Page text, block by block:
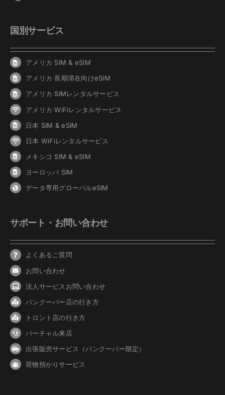
国別サービス
アメリカ SIM & eSIM
アメリカ 長期滞在向けeSIM
アメリカ SIMレンタルサービス
アメリカ WiFiレンタルサービス
日本 SIM & eSIM
日本 WiFiレンタルサービス
メキシコ SIM & eSIM
ヨーロッパ SIM
データ専用グローバルeSIM
サポート・お問い合わせ
よくあるご質問
お問い合わせ
法人サービスお問い合わせ
バンクーバー 店の行き方
トロント店の行き方
バーチャル来店
出張販売サービス（バンクーバー限定）
荷物預かりサービス